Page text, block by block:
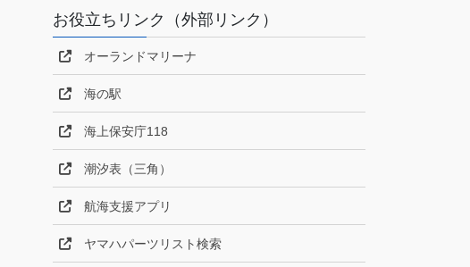
お役立ちリンク（外部リンク）
オーランドマリーナ
海の駅
海上保安庁118
潮汐表（三角）
航海支援アプリ
ヤマハパーツリスト検索